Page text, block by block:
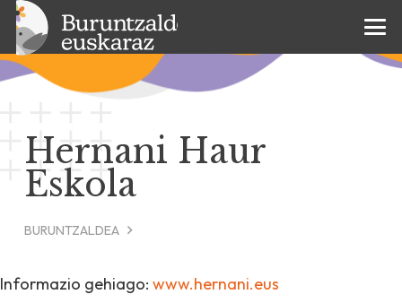
Hernani Haur
Eskola
BURUNTZALDEA
Informazio gehiago: www.hernani.eus